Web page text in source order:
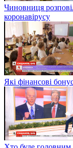
Чиновниця
коронавірусу
Які фінансові